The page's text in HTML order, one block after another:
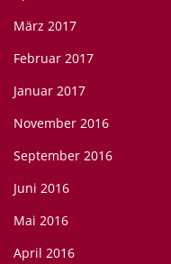
März 2017
Februar 2017
Januar 2017
November 2016
September 2016
Juni 2016
Mai 2016
April 2016